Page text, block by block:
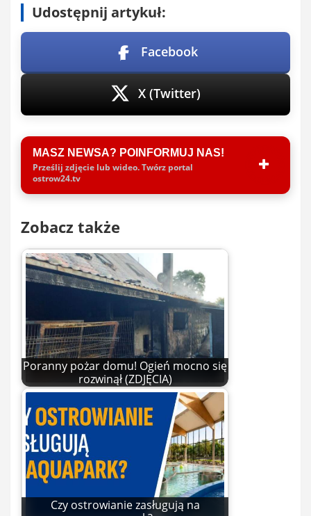
Udostępnij artykuł:
Facebook
X (Twitter)
MASZ NEWSA? POINFORMUJ NAS!
Prześlij zdjęcie lub wideo. Twórz portal
ostrow24.tv
Zobacz także
Poranny pożar domu! Ogień mocno się
rozwinął (ZDJĘCIA)
Czy ostrowianie zasługują na